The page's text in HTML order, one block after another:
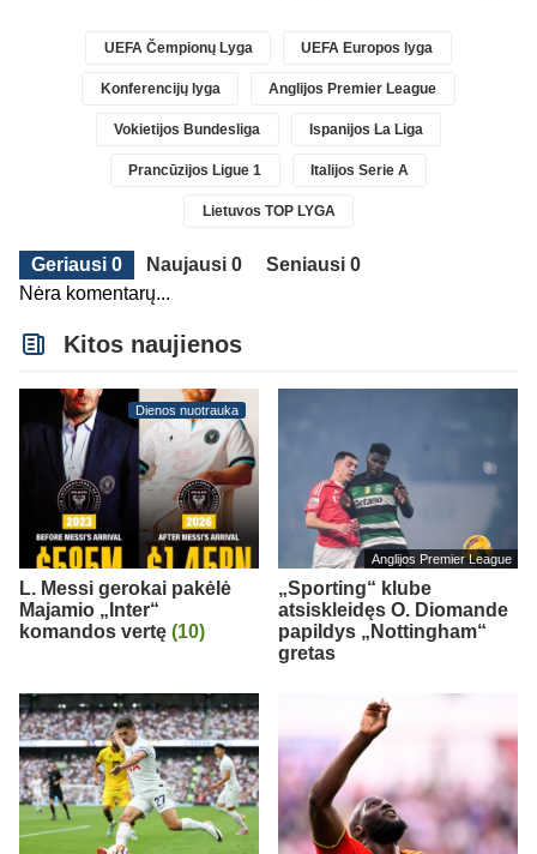
UEFA Čempionų Lyga UEFA Europos lyga
Konferencijų lyga Anglijos Premier League
Vokietijos Bundesliga Ispanijos La Liga
Prancūzijos Ligue 1 Italijos Serie A
Lietuvos TOP LYGA
Geriausi 0 Naujausi 0
Seniausi 0
Nėra komentarų...
Kitos naujienos
Dienos nuotrauka
L. Messi gerokai pakėlė
Majamio „Inter“
komandos vertę (10)
Anglijos Premier League
„Sporting“ klube
atsiskleidęs O. Diomande
papildys „Nottingham“
gretas